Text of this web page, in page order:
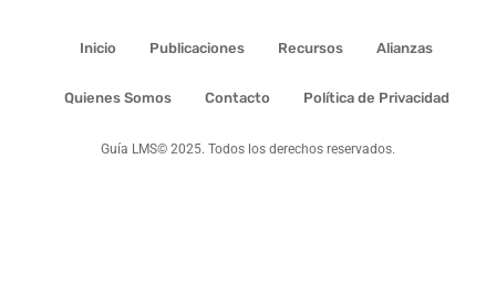
Inicio Publicaciones Recursos Alianzas
Quienes Somos Contacto Política de Privacidad
Guía LMS© 2025. Todos los derechos reservados.